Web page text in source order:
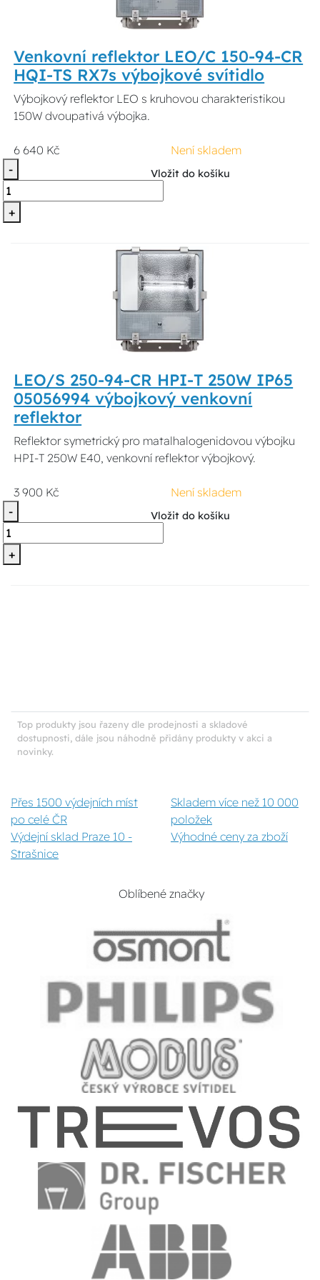
Venkovní reflektor LEO/C 150-94-CR
HQI-TS RX7s výbojkové svítidlo
Výbojkový reflektor LEO s kruhovou charakteristikou
150W dvoupativá výbojka.
6 640 Kč
Není skladem
-
+
Vložit do košíku
LEO/S 250-94-CR HPI-T 250W IP65
05056994 výbojkový venkovní
reflektor
Reflektor symetrický pro matalhalogenidovou výbojku
HPI-T 250W E40, venkovní reflektor výbojkový.
3 900 Kč
Není skladem
-
+
Vložit do košíku
Top produkty jsou řazeny dle prodejnosti a skladové
dostupnosti, dále jsou náhodně přidány produkty v akci a
novinky.
Přes 1500 výdejních míst
po celé ČR
Skladem více než 10 000
položek
Výdejní sklad Praze 10 -
Strašnice
Výhodné ceny za zboží
Oblíbené značky